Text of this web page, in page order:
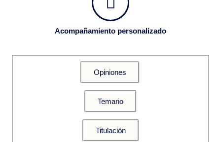
Acompañamiento personalizado
Opiniones
Temario
Titulación